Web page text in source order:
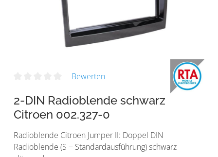
Bewerten
2-DIN Radioblende schwarz
Citroen 002.327-0
Radioblende Citroen Jumper II: Doppel DIN
Radioblende (S = Standardausführung) schwarz